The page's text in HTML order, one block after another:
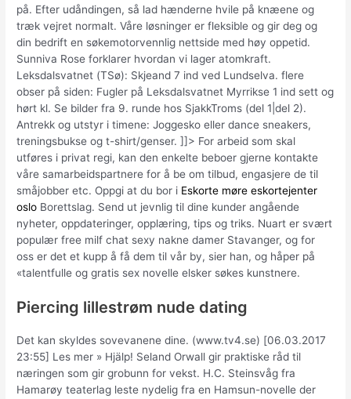
på. Efter udåndingen, så lad hænderne hvile på knæene og
træk vejret normalt. Våre løsninger er fleksible og gir deg og
din bedrift en søkemotorvennlig nettside med høy oppetid.
Sunniva Rose forklarer hvordan vi lager atomkraft.
Leksdalsvatnet (TSø): Skjeand 7 ind ved Lundselva. flere
obser på siden: Fugler på Leksdalsvatnet Myrrikse 1 ind sett og
hørt kl. Se bilder fra 9. runde hos SjakkTroms (del 1|del 2).
Antrekk og utstyr i timene: Joggesko eller dance sneakers,
treningsbukse og t-shirt/genser. ]]> For arbeid som skal
utføres i privat regi, kan den enkelte beboer gjerne kontakte
våre samarbeidspartnere for å be om tilbud, engasjere de til
småjobber etc. Oppgi at du bor i Eskorte møre eskortejenter
oslo Borettslag. Send ut jevnlig til dine kunder angående
nyheter, oppdateringer, opplæring, tips og triks. Nuart er svært
populær free milf chat sexy nakne damer Stavanger, og for
oss er det et kupp å få dem til vår by, sier han, og håper på
«talentfulle og gratis sex novelle elsker søkes kunstnere.
Piercing lillestrøm nude dating
Det kan skyldes sovevanene dine. (www.tv4.se) [06.03.2017
23:55] Les mer » Hjälp! Seland Orwall gir praktiske råd til
næringen som gir grobunn for vekst. H.C. Steinsvåg fra
Hamarøy teaterlag leste nydelig fra en Hamsun-novelle der